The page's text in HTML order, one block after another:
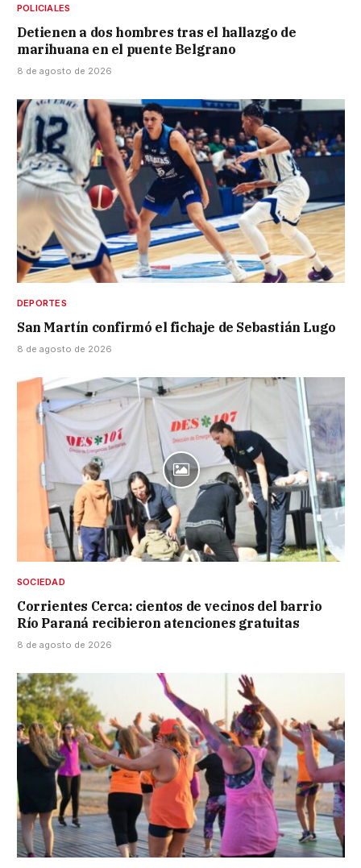
POLICIALES
Detienen a dos hombres tras el hallazgo de
marihuana en el puente Belgrano
8 de agosto de 2026
DEPORTES
San Martín confirmó el fichaje de Sebastián Lugo
8 de agosto de 2026
SOCIEDAD
Corrientes Cerca: cientos de vecinos del barrio
Río Paraná recibieron atenciones gratuitas
8 de agosto de 2026